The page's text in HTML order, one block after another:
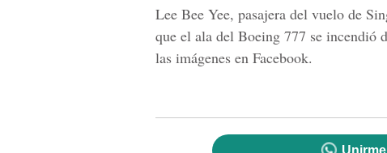
Lee Bee Yee, pasajera del vuelo de
que el ala del Boeing 777 se incendió
las imágenes en Facebook.